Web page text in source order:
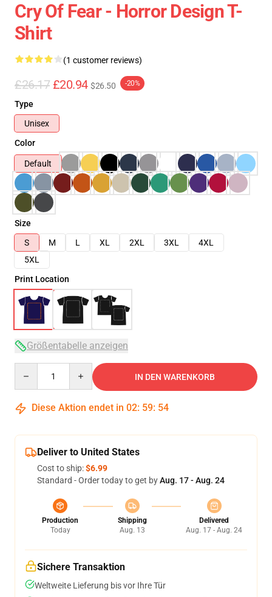
Cry Of Fear - Horror Design T-
Shirt
(1 customer reviews)
£26.17 £20.94 $26.50 -20%
Type
Unisex
Color
Default
Size
S
M L XL 2XL 3XL
4XL
5XL
Print Location
Größentabelle anzeigen
IN DEN WARENKORB
Diese Aktion endet in 02: 59: 54
Deliver to United States
Cost to ship:$6.99
Standard - Order today to get byAug. 17 - Aug. 24
Production
Today
Shipping
Aug. 13
Delivered
Aug. 17 - Aug. 24
Sichere Transaktion
Weltweite Lieferung bis vor Ihre Tür